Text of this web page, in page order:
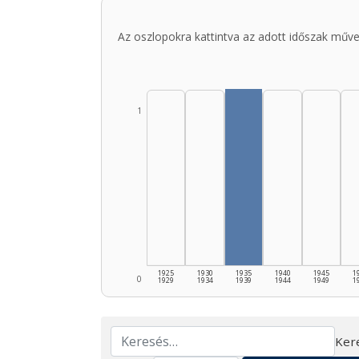
Az oszlopokra kattintva az adott időszak
0
1
1925
1929
1930
1934
1935
1939
1940
1944
1945
1949